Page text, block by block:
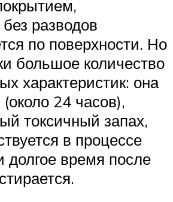
разводов
по поверхности. Но
большое количество
характеристик: она
(около 24 часов),
токсичный запах,
в процессе
долгое время после